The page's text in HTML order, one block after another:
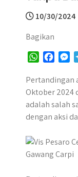
10/30/2024
Bagikan
W
a
t
s
A
p
c
e
b
o
s
s
e
n
r
Pertandingan
Oktober 2024
adalah salah
dengan aksi